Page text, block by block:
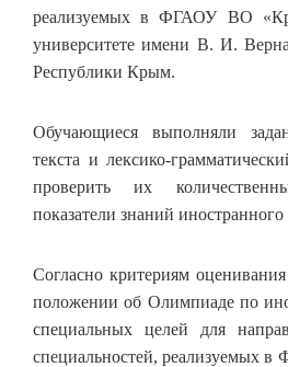
реализуемых в ФГАОУ ВО
университете имени В. И.
Республики Крым.
Обучающиеся выполняли
текста и лексико-
проверить их
показатели знаний иностранного
Согласно критериям
положении об Олимпиаде по
специальных целей для
специальностей, реализуемых